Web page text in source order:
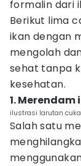
formalin dari
Berikut lima
ikan dengan
mengolah
sehat tanpa
kesehatan.
1.
ilustrasi larutan
Salah satu